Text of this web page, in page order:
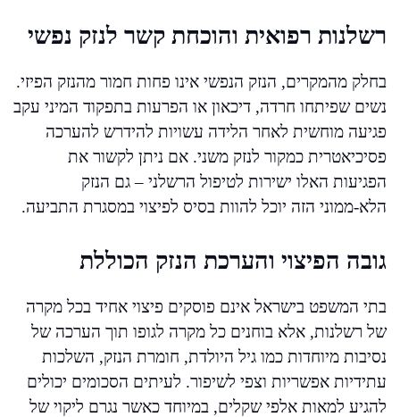
רשלנות רפואית והוכחת קשר לנזק נפשי
בחלק מהמקרים, הנזק הנפשי אינו פחות חמור מהנזק הפיזי.
נשים שפיתחו חרדה, דיכאון או הפרעות בתפקוד המיני עקב
פגיעה מוחשית לאחר הלידה עשויות להידרש להערכה
פסיכיאטרית כמקור לנזק משני. אם ניתן לקשור את
הפגיעות האלו ישירות לטיפול הרשלני – גם הנזק
הלא-ממוני הזה יוכל להוות בסיס לפיצוי במסגרת התביעה.
גובה הפיצוי והערכת הנזק הכוללת
בתי המשפט בישראל אינם פוסקים פיצוי אחיד בכל מקרה
של רשלנות, אלא בוחנים כל מקרה לגופו תוך הערכה של
נסיבות מיוחדות כמו גיל היולדת, חומרת הנזק, השלכות
עתידיות אפשריות וצפי לשיפור. לעיתים הסכומים יכולים
להגיע למאות אלפי שקלים, במיוחד כאשר נגרם ליקוי של